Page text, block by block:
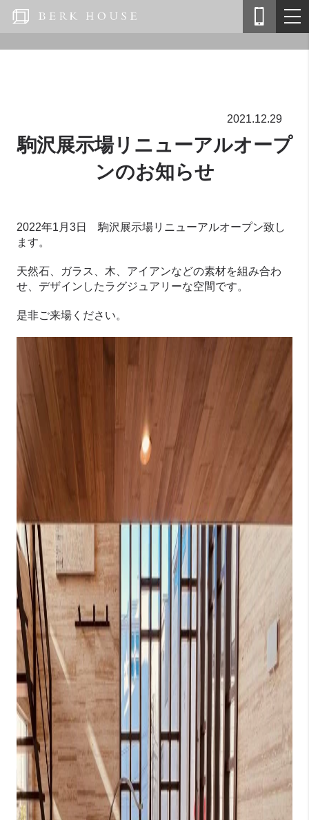
2021.12.29
駒沢展示場リニューアルオープ
ンのお知らせ
2022年1月3日 駒沢展示場リニューアルオープン致し
ます。
天然石、ガラス、木、アイアンなどの素材を組み合わ
せ、デザインしたラグジュアリーな空間です。
是非ご来場ください。